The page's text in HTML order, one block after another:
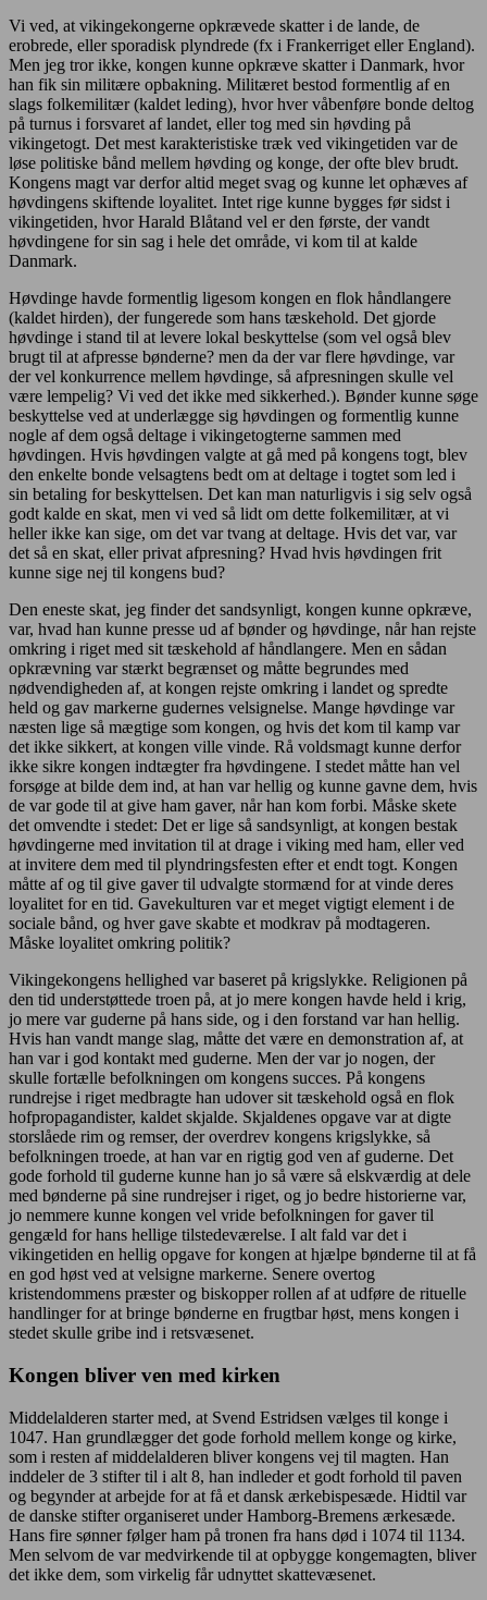
Vi ved, at vikingekongerne opkrævede skatter i de lande, de
erobrede, eller sporadisk plyndrede (fx i Frankerriget eller England).
Men jeg tror ikke, kongen kunne opkræve skatter i Danmark, hvor
han fik sin militære opbakning. Militæret bestod formentlig af en
slags folkemilitær (kaldet leding), hvor hver våbenføre bonde deltog
på turnus i forsvaret af landet, eller tog med sin høvding på
vikingetogt. Det mest karakteristiske træk ved vikingetiden var de
løse politiske bånd mellem høvding og konge, der ofte blev brudt.
Kongens magt var derfor altid meget svag og kunne let ophæves af
høvdingens skiftende loyalitet. Intet rige kunne bygges før sidst i
vikingetiden, hvor Harald Blåtand vel er den første, der vandt
høvdingene for sin sag i hele det område, vi kom til at kalde
Danmark.
Høvdinge havde formentlig ligesom kongen en flok håndlangere
(kaldet hirden), der fungerede som hans tæskehold. Det gjorde
høvdinge i stand til at levere lokal beskyttelse (som vel også blev
brugt til at afpresse bønderne? men da der var flere høvdinge, var
der vel konkurrence mellem høvdinge, så afpresningen skulle vel
være lempelig? Vi ved det ikke med sikkerhed.). Bønder kunne søge
beskyttelse ved at underlægge sig høvdingen og formentlig kunne
nogle af dem også deltage i vikingetogterne sammen med
høvdingen. Hvis høvdingen valgte at gå med på kongens togt, blev
den enkelte bonde velsagtens bedt om at deltage i togtet som led i
sin betaling for beskyttelsen. Det kan man naturligvis i sig selv også
godt kalde en skat, men vi ved så lidt om dette folkemilitær, at vi
heller ikke kan sige, om det var tvang at deltage. Hvis det var, var
det så en skat, eller privat afpresning? Hvad hvis høvdingen frit
kunne sige nej til kongens bud?
Den eneste skat, jeg finder det sandsynligt, kongen kunne opkræve,
var, hvad han kunne presse ud af bønder og høvdinge, når han rejste
omkring i riget med sit tæskehold af håndlangere. Men en sådan
opkrævning var stærkt begrænset og måtte begrundes med
nødvendigheden af, at kongen rejste omkring i landet og spredte
held og gav markerne gudernes velsignelse. Mange høvdinge var
næsten lige så mægtige som kongen, og hvis det kom til kamp var
det ikke sikkert, at kongen ville vinde. Rå voldsmagt kunne derfor
ikke sikre kongen indtægter fra høvdingene. I stedet måtte han vel
forsøge at bilde dem ind, at han var hellig og kunne gavne dem, hvis
de var gode til at give ham gaver, når han kom forbi. Måske skete
det omvendte i stedet: Det er lige så sandsynligt, at kongen bestak
høvdingerne med invitation til at drage i viking med ham, eller ved
at invitere dem med til plyndringsfesten efter et endt togt. Kongen
måtte af og til give gaver til udvalgte stormænd for at vinde deres
loyalitet for en tid. Gavekulturen var et meget vigtigt element i de
sociale bånd, og hver gave skabte et modkrav på modtageren.
Måske loyalitet omkring politik?
Vikingekongens hellighed var baseret på krigslykke. Religionen på
den tid understøttede troen på, at jo mere kongen havde held i krig,
jo mere var guderne på hans side, og i den forstand var han hellig.
Hvis han vandt mange slag, måtte det være en demonstration af, at
han var i god kontakt med guderne. Men der var jo nogen, der
skulle fortælle befolkningen om kongens succes. På kongens
rundrejse i riget medbragte han udover sit tæskehold også en flok
hofpropagandister, kaldet skjalde. Skjaldenes opgave var at digte
storslåede rim og remser, der overdrev kongens krigslykke, så
befolkningen troede, at han var en rigtig god ven af guderne. Det
gode forhold til guderne kunne han jo så være så elskværdig at dele
med bønderne på sine rundrejser i riget, og jo bedre historierne var,
jo nemmere kunne kongen vel vride befolkningen for gaver til
gengæld for hans hellige tilstedeværelse. I alt fald var det i
vikingetiden en hellig opgave for kongen at hjælpe bønderne til at få
en god høst ved at velsigne markerne. Senere overtog
kristendommens præster og biskopper rollen af at udføre de rituelle
handlinger for at bringe bønderne en frugtbar høst, mens kongen i
stedet skulle gribe ind i retsvæsenet.
Kongen bliver ven med kirken
Middelalderen starter med, at Svend Estridsen vælges til konge i
1047. Han grundlægger det gode forhold mellem konge og kirke,
som i resten af middelalderen bliver kongens vej til magten. Han
inddeler de 3 stifter til i alt 8, han indleder et godt forhold til paven
og begynder at arbejde for at få et dansk ærkebispesæde. Hidtil var
de danske stifter organiseret under Hamborg-Bremens ærkesæde.
Hans fire sønner følger ham på tronen fra hans død i 1074 til 1134.
Men selvom de var medvirkende til at opbygge kongemagten, bliver
det ikke dem, som virkelig får udnyttet skattevæsenet.